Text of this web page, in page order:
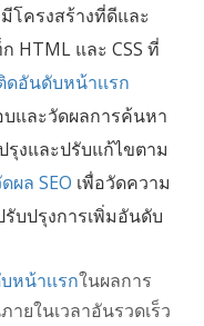
โครงสร้างที่ดีและ
HTML และ CSS ที่
ดอันดับหน้าเเรก
บและวัดผลการค้นหา
งและปรับแก้ไขตาม
ผล SEO เพื่อวัดความ
บปรุงการเพิ่มอันดับ
หน้าเเรกในผลการ
ายในเวลาอันรวดเร็ว